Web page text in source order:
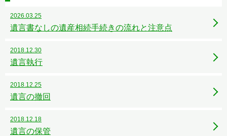
2026.03.25
遺言書なしの遺産相続手続きの流れと注意点
2018.12.30
遺言執行
2018.12.25
遺言の撤回
2018.12.18
遺言の保管